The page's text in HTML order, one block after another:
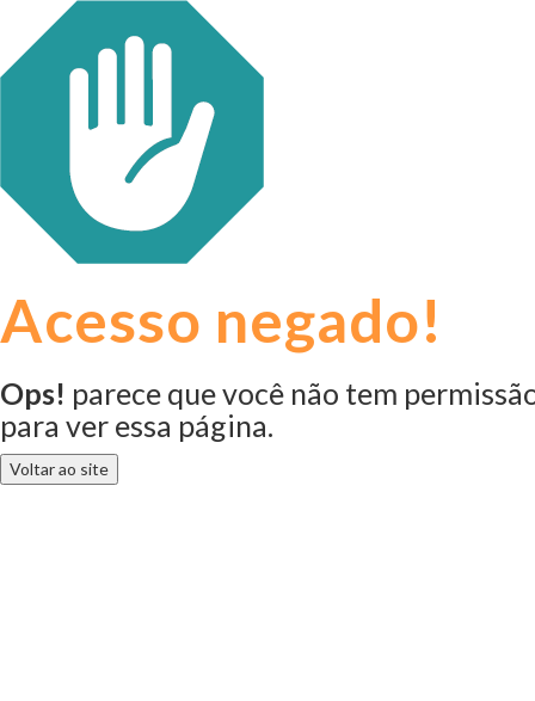
Acesso negado!
Ops! parece que você não tem
para ver essa página.
Voltar ao site